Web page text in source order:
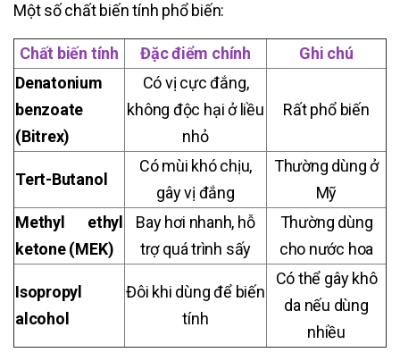
Một số chất biến tính phổ biến:
Chất biến tính Đặc điểm chính
Ghi chú
Denatonium
benzoate
(Bitrex)
Có vị cực đắng,
không độc hại ở liều
nhỏ
Rất phổ biến
Tert-Butanol
Có mùi khó chịu,
gây vị đắng
Thường dùng ở
Mỹ
Methyl ethyl
ketone (MEK)
Bay hơi nhanh, hỗ
trợ quá trình sấy
Thường dùng
cho nước hoa
Isopropyl
alcohol
Đôi khi dùng để biến
tính
Có thể gây khô
da nếu dùng
nhiều